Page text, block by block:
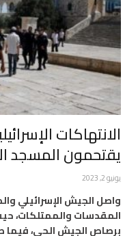
الانتهاكات
يقتحمون المسجد
يونيو 2, 2023
واصل الجيش الإسرائيلي
المقدسات والممتلكات،